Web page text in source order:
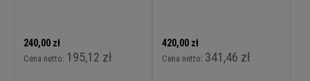
240,00 zł
Cena netto: 195,12 zł
420,00 zł
Cena netto: 341,46 zł